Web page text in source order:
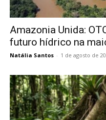
Amazonia Unida:
futuro hídrico na
Natália Santos - 1 de agosto de